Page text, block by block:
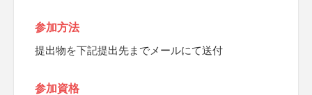
参加方法
提出物を下記提出先までメールにて送付
参加資格